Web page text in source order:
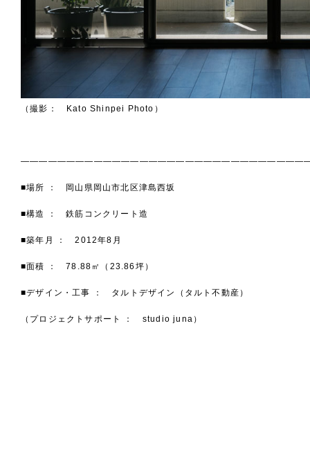
（撮影： Kato Shinpei Photo）
■場所 ： 岡山県岡山市北区津島西坂
■構造 ： 鉄筋コンクリート造
■築年月 ： 2012年8月
■面積 ： 78.88㎡（23.86坪）
■デザイン・工事 ： タルトデザイン（タルト不動産）
（プロジェクトサポート ： studio juna）